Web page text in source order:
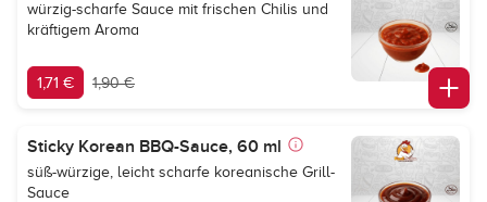
würzig-scharfe Sauce mit frischen Chilis und
kräftigem Aroma
1,71 € 1,90 €
Sticky Korean BBQ-Sauce, 60 ml
süß-würzige, leicht scharfe koreanische Grill-
Sauce